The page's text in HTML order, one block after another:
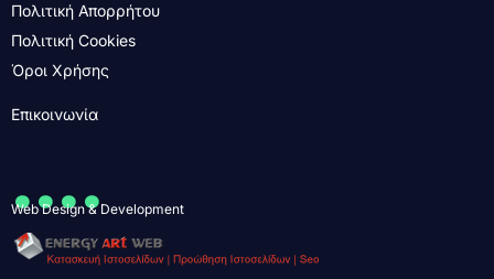
Πολιτική Απορρήτου
Πολιτική Cookies
Όροι Χρήσης
Επικοινωνία
....
Web Design & Development